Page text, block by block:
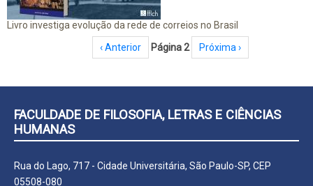
Livro investiga evolução da rede de correios no Brasil
Página anterior
‹ Anterior Página 2 Próxima página
Próxima ›
FACULDADE DE FILOSOFIA, LETRAS E CIÊNCIAS
HUMANAS
Rua do Lago, 717 - Cidade Universitária, São Paulo-SP, CEP
05508-080